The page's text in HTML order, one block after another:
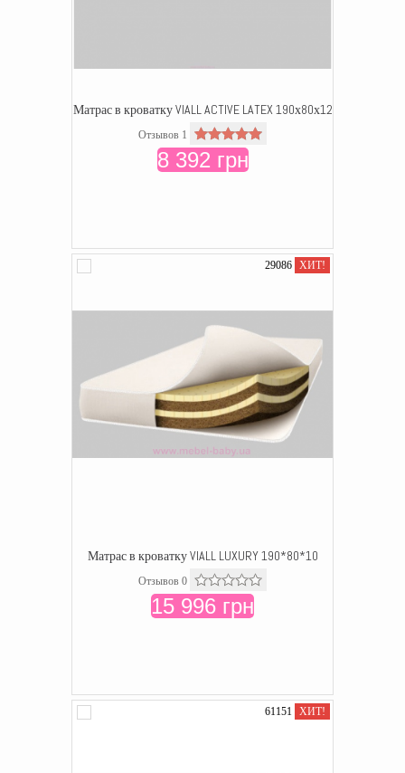
Матрас в кроватку VIALL ACTIVE LATEX 190х80х12
Отзывов 1
8 392 грн
29086 ХИТ!
Матрас в кроватку VIALL LUXURY 190*80*10
Отзывов 0
15 996 грн
61151 ХИТ!